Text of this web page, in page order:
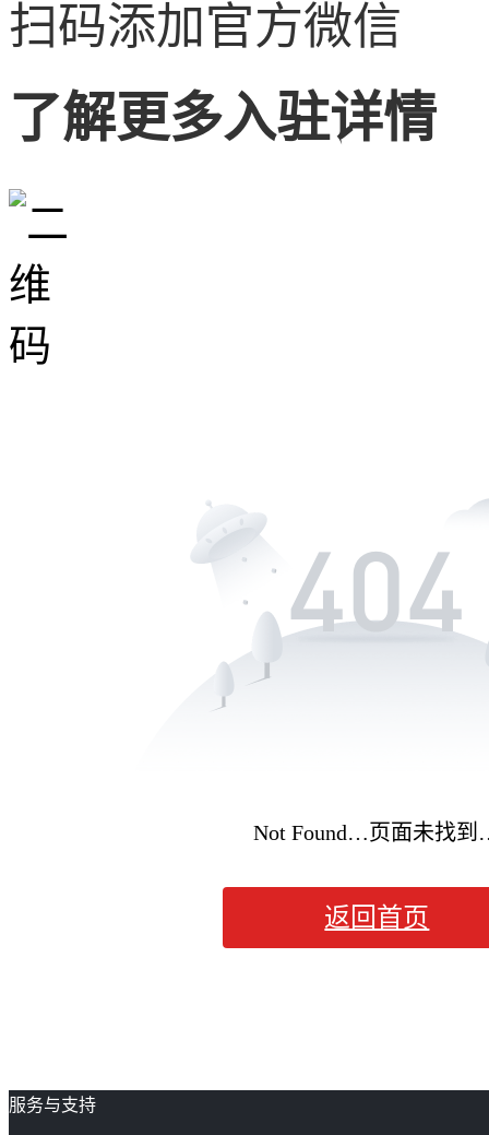
扫码添加官方微信
了解更多入驻详情
Not Found…页面未找
返回首页
服务与支持